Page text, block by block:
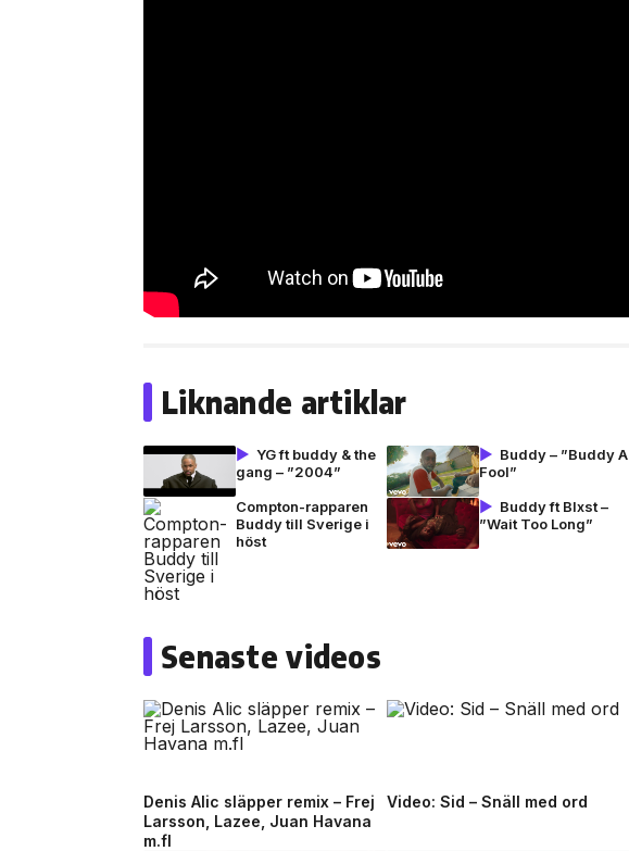
Liknande artiklar
YG ft buddy & the
gang – ”2004”
Buddy – ”Buddy A
Fool”
Compton-rapparen
Buddy till Sverige i
höst
Buddy ft Blxst –
”Wait Too Long”
Senaste videos
Denis Alic släpper remix – Frej
Larsson, Lazee, Juan Havana
m.fl
Video: Sid – Snäll med ord